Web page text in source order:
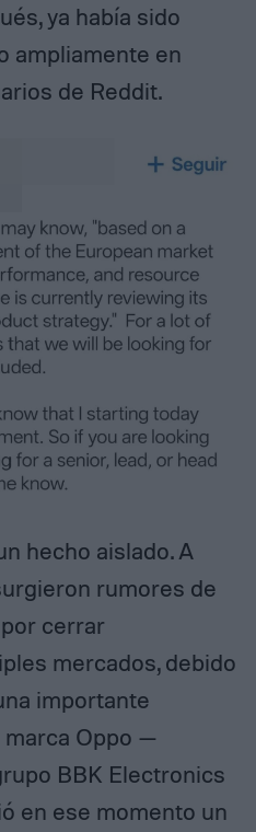
ya había sido
ampliamente en
de Reddit.
hecho aislado. A
rumores de
cerrar
mercados, debido
importante
Oppo —
BBK Electronics
en ese momento un